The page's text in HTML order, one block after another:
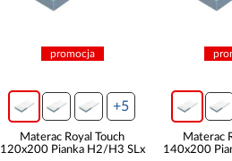
promocja
+5
Materac Royal Touch
120x200 Pianka H2/H3 SLx
Materac
140x200